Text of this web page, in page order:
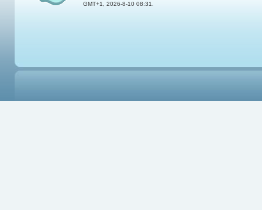
GMT+1, 2026-8-10 08:31.